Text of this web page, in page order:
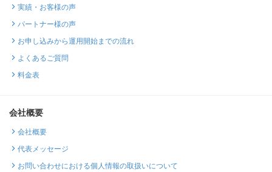
実績・お客様の声
パートナー様の声
お申し込みから運用開始までの流れ
よくあるご質問
料金表
会社概要
会社概要
代表メッセージ
お問い合わせにおける個人情報の取扱いについて